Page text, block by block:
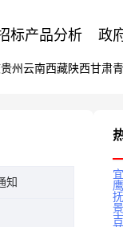
标产品分析 政
贵州 云南西藏陕西甘肃
知